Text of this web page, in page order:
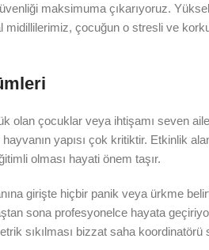
maksimuma çıkarıyoruz.
çocuğun o stresli ve
olan çocuklar veya ihtişamı seven
yapısı çok kritiktir. Etkinlik
olması hayati önem taşır.
girişte hiçbir panik veya ürkme
sona profesyonelce hayata
sıkılması bizzat saha koordinatörü